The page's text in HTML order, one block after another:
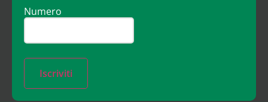
Numero
Iscriviti